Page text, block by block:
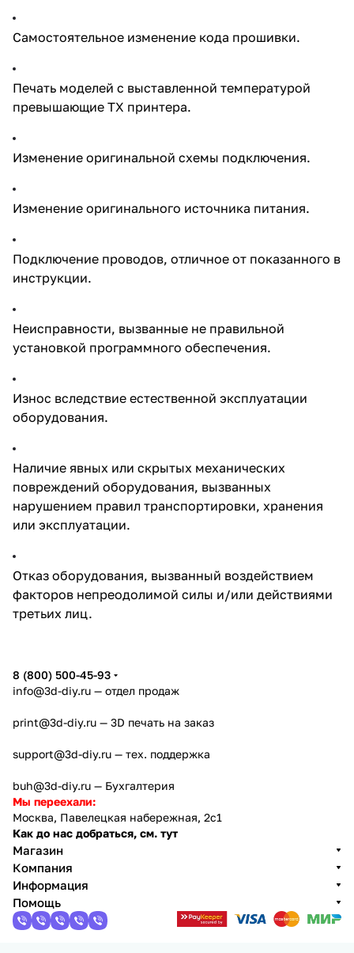
Самостоятельное изменение кода прошивки.
Печать моделей с выставленной температурой
превышающие ТХ принтера.
Изменение оригинальной схемы подключения.
Изменение оригинального источника питания.
Подключение проводов, отличное от показанного в
инструкции.
Неисправности, вызванные не правильной
установкой программного обеспечения.
Износ вследствие естественной эксплуатации
оборудования.
Наличие явных или скрытых механических
повреждений оборудования, вызванных
нарушением правил транспортировки, хранения
или эксплуатации.
Отказ оборудования, вызванный воздействием
факторов непреодолимой силы и/или действиями
третьих лиц.
8 (800) 500-45-93
info@3d-diy.ru — отдел продаж
print@3d-diy.ru — 3D печать на заказ
support@3d-diy.ru — тех. поддержка
buh@3d-diy.ru — Бухгалтерия
Мы переехали:
Москва, Павелецкая набережная, 2с1
Как до нас добраться, см. тут
Магазин
Компания
Информация
Помощь